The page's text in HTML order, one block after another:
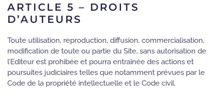
ARTICLE 5 – DROITS
D’AUTEURS
Toute utilisation, reproduction, diffusion, commercialisation,
modification de toute ou partie du Site, sans autorisation de
l’Editeur est prohibée et pourra entraînée des actions et
poursuites judiciaires telles que notamment prévues par le
Code de la propriété intellectuelle et le Code civil.